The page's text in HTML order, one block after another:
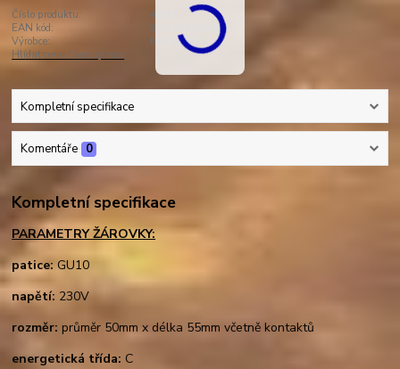
Číslo produktu:
4835
EAN kód:
5901812464835
Výrobce:
MAX-LED
Hlídat cenu / dostupnost
Kompletní specifikace
Komentáře 0
Kompletní specifikace
PARAMETRY ŽÁROVKY:
patice: GU10
napětí: 230V
rozměr: průměr 50mm x délka 55mm včetně kontaktů
energetická třída: C